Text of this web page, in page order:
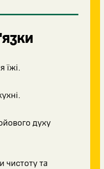
їжі.
духу
чистоту та